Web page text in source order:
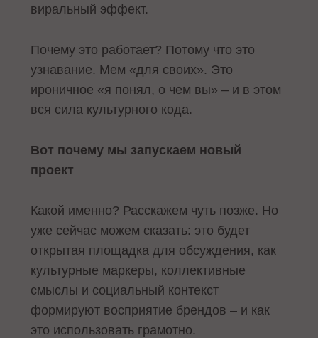
виральный эффект.
Почему это работает? Потому что это
узнавание. Мем «для своих». Это
ироничное «я понял, о чем вы» – и в этом
вся сила культурного кода.
Вот почему мы запускаем новый
проект
Какой именно? Расскажем чуть позже. Но
уже сейчас можем сказать: это будет
открытая площадка для обсуждения, как
культурные маркеры, коллективные
смыслы и социальный контекст
формируют восприятие брендов – и как
это использовать грамотно.